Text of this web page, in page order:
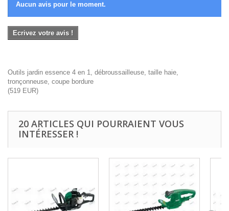
Aucun avis pour le moment.
Ecrivez votre avis !
Outils jardin essence 4 en 1, débroussailleuse, taille haie,
tronçonneuse, coupe bordure
(519 EUR)
20 ARTICLES QUI POURRAIENT VOUS
INTÉRESSER !